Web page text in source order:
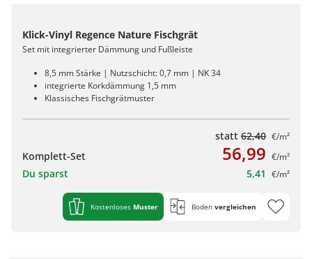
Klick-Vinyl Regence Nature Fischgrät
Set mit integrierter Dämmung und Fußleiste
8,5 mm Stärke | Nutzschicht: 0,7 mm | NK 34
integrierte Korkdämmung 1,5 mm
Klassisches Fischgrätmuster
statt 62,40 €/m²
Komplett-Set 56,99 €/m²
Du sparst 5,41 €/m²
Kostenloses Muster Boden vergleichen